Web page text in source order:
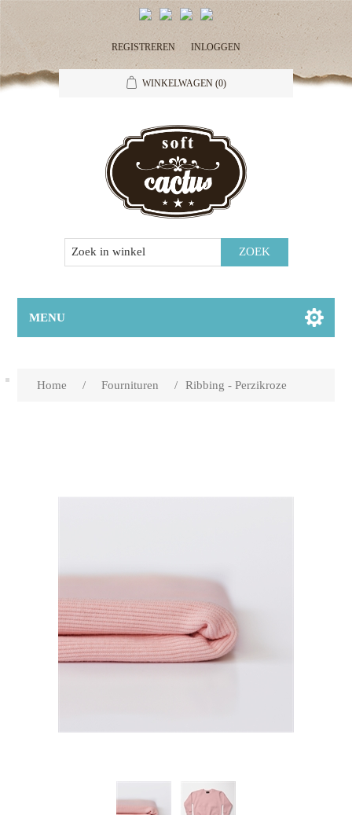
REGISTREREN INLOGGEN
WINKELWAGEN (0)
MENU
Home / Fournituren / Ribbing - Perzikroze